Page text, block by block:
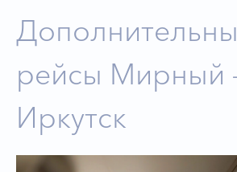
рейсы Мирный
Иркутск